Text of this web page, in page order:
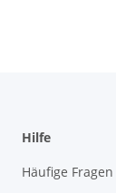
Hilfe
Häufige Fragen